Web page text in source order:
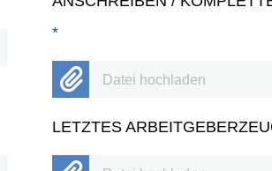
*
Datei hochladen
LETZTES